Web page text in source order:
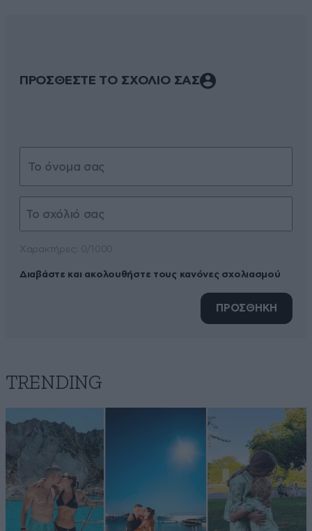
ΠΡΟΣΘΕΣΤΕ ΤΟ ΣΧΟΛΙΟ ΣΑΣ
Διαβάστε και ακολουθήστε τους κανόνες σχολιασμού
ΠΡΟΣΘΗΚΗ
TRENDING